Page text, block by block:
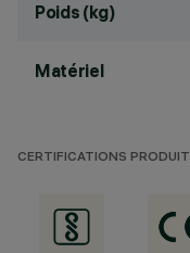
Poids (kg)
Matériel
CERTIFICATIONS PRODUIT